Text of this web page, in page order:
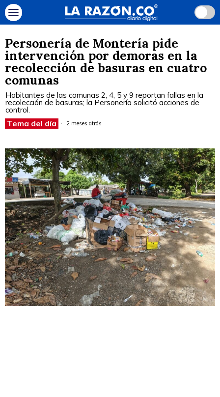
Personería de Montería pide
intervención por demoras en la
recolección de basuras en cuatro
comunas
Habitantes de las comunas 2, 4, 5 y 9 reportan fallas en la
recolección de basuras; la Personería solicitó acciones de
control.
Tema del día 2 meses atrás